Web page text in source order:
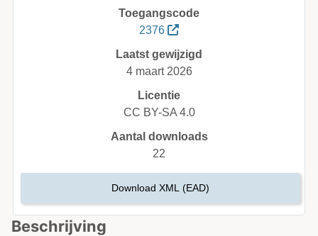
Beschrijving
Toegangscode
2376
Laatst gewijzigd
4 maart 2026
Licentie
CC BY-SA 4.0
Aantal downloads
22
Download XML (EAD)